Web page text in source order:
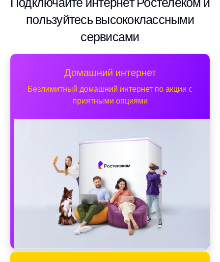
пользуйтесь высококлассными
сервисами
Домашний интернет
Безлимитный домашний интернет по акции с
приятными опциями